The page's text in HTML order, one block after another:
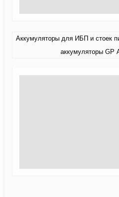
Аккумуляторы для ИБП и стоек
аккумуляторы GP